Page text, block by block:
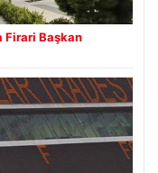
Firari Başkan